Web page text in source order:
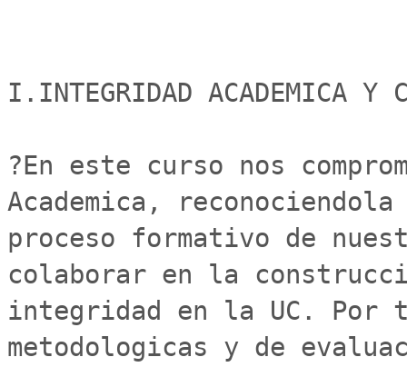
I.INTEGRIDAD ACADEMICA Y
?En este curso nos
Academica,
proceso formativo de
colaborar en la
integridad en la UC. Por
metodologicas y de